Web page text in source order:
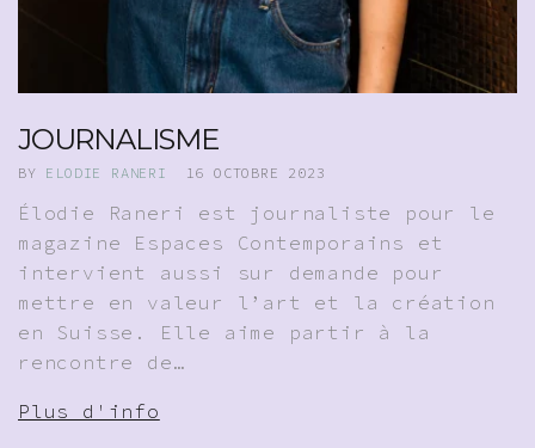
JOURNALISME
BY ELODIE RANERI 16 OCTOBRE 2023
Élodie Raneri est journaliste pour le
magazine Espaces Contemporains et
intervient aussi sur demande pour
mettre en valeur l’art et la création
en Suisse. Elle aime partir à la
rencontre de…
Plus d'info